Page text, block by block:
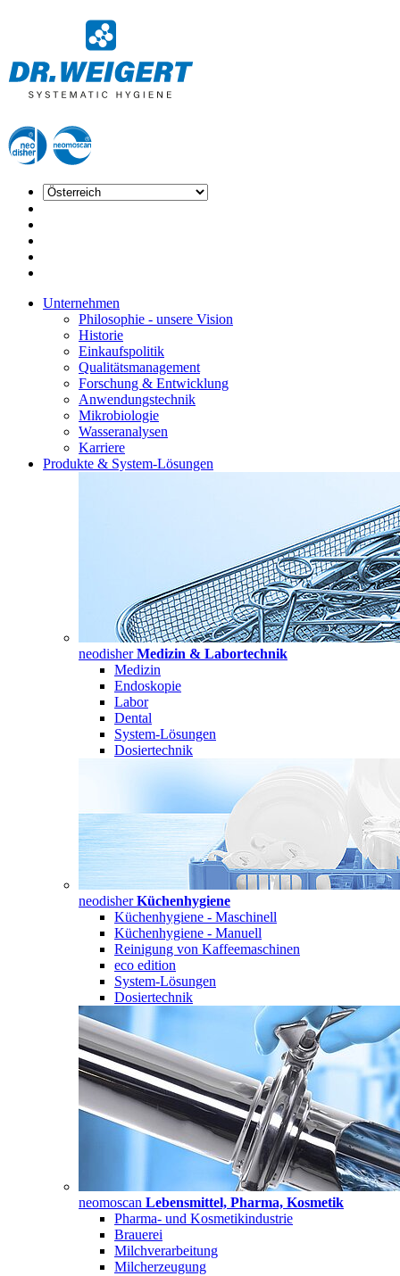
Unternehmen
Philosophie - unsere Vision
Historie
Einkaufspolitik
Qualitätsmanagement
Forschung & Entwicklung
Anwendungstechnik
Mikrobiologie
Wasseranalysen
Karriere
Produkte & System-Lösungen
neodisherMedizin & Labortechnik
Medizin
Endoskopie
Labor
Dental
System-Lösungen
Dosiertechnik
neodisherKüchenhygiene
Küchenhygiene - Maschinell
Küchenhygiene - Manuell
Reinigung von Kaffeemaschinen
eco edition
System-Lösungen
Dosiertechnik
neomoscan Lebensmittel, Pharma, Kosmetik
Pharma- und Kosmetikindustrie
Brauerei
Milchverarbeitung
Milcherzeugung